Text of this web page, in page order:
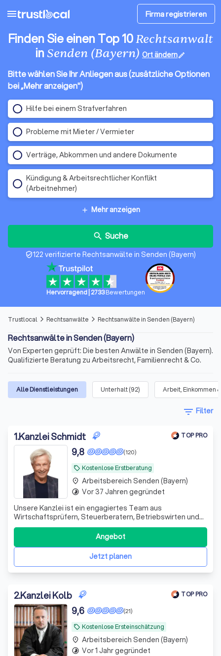
menu Firma registrieren
Finden Sie einen Top 10Rechtsanwalt
in Senden (Bayern) Ort ändernedit
Bitte wählen Sie Ihr Anliegen aus (zusätzliche Optionen
bei „Mehr anzeigen")
Hilfe bei einem Strafverfahren
Probleme mit Mieter / Vermieter
Verträge, Abkommen und andere Dokumente
Kündigung & Arbeitsrechtlicher Konflikt
(Arbeitnehmer)
add Mehr anzeigen
search Suche
verified_user122 verifizierte Rechtsanwälte in Senden (Bayern)
Hervorragend| 2733 Bewertungen
Trustlocal arrow_forward_ios Rechtsanwälte arrow_forward_ios Rechtsanwälte in Senden (Bayern)
Rechtsanwälte in Senden (Bayern)
Von Experten geprüft: Die besten Anwälte in Senden (Bayern).
Qualifizierte Beratung zu Arbeitsrecht, Familienrecht & Co.
Alle Dienstleistungen Unterhalt(92) Arbeit, Einkommen
filter_list Filter
1.Kanzlei Schmidt TOP PRO
local_offer Kostenlose Erstberatung
(120)
9,8
Unsere Kanzlei ist ein engagiertes Team aus
Wirtschaftsprüfern, Steuerberatern, Betriebswirten und
Fachanwälten. Seit 1995 unterstützen wir unsere
Mandanten erfolgreich in schwierigen Finanzsituationen.
Wir sehen uns nicht nur als Ansprechpartner, sondern auch
als Ratgeber und Umsetzer von Lösungen.
Jetzt planen
Angebot
place Arbeitsbereich Senden (Bayern)
timelapse Vor 37 Jahren gegründet
2.Kanzlei Kolb TOP PRO
local_offer Kostenlose Ersteinschätzung
(21)
9,6
place Arbeitsbereich Senden (Bayern)
timelapse Vor 1 Jahr gegründet